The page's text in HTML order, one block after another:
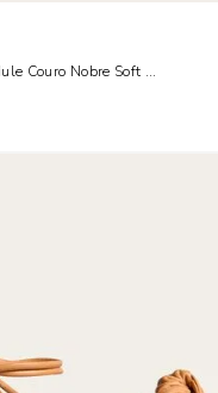
Couro Nobre Soft Bico